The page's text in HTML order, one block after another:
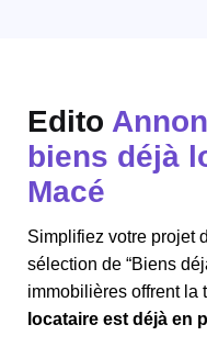
Edito
biens déjà
Macé
Simplifiez votre projet
sélection de “Biens
immobilières offrent la
locataire est déjà en